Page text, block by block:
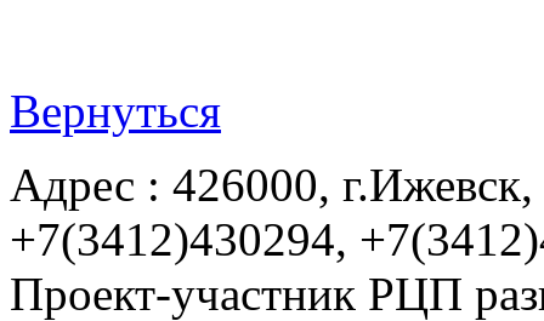
Вернуться
Адрес : 426000,
+7(3412)430294,
Проект-участник РЦП